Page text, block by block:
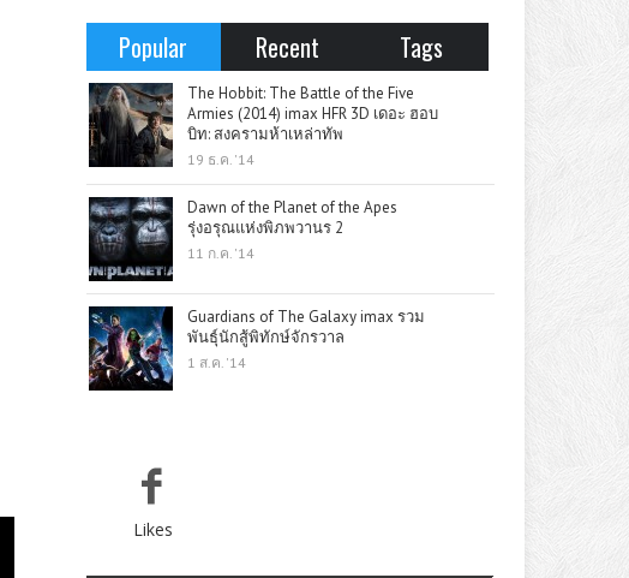
Popular Recent Tags
The Hobbit: The Battle of the Five
Armies (2014) imax HFR 3D เดอะ ฮอบ
บิท: สงครามห้าเหล่าทัพ
19 ธ.ค. '14
Dawn of the Planet of the Apes
รุ่งอรุณแห่งพิภพวานร 2
11 ก.ค. '14
Guardians of The Galaxy imax รวม
พันธุ์นักสู้พิทักษ์จักรวาล
1 ส.ค. '14
Likes